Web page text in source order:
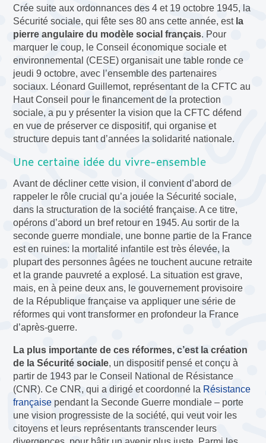
Crée suite aux ordonnances des 4 et 19 octobre 1945, la
Sécurité sociale, qui fête ses 80 ans cette année, est la
pierre angulaire du modèle social français. Pour
marquer le coup, le Conseil économique sociale et
environnemental (CESE) organisait une table ronde ce
jeudi 9 octobre, avec l’ensemble des partenaires
sociaux. Léonard Guillemot, représentant de la CFTC au
Haut Conseil pour le financement de la protection
sociale, a pu y présenter la vision que la CFTC défend
en vue de préserver ce dispositif, qui organise et
structure depuis tant d’années la solidarité nationale.
Une certaine idée du vivre-ensemble
Avant de décliner cette vision, il convient d’abord de
rappeler le rôle crucial qu’a jouée la Sécurité sociale,
dans la structuration de la société française. A ce titre,
opérons d’abord un bref retour en 1945. Au sortir de la
seconde guerre mondiale, une bonne partie de la France
est en ruines: la mortalité infantile est très élevée, la
plupart des personnes âgées ne touchent aucune retraite
et la grande pauvreté a explosé. La situation est grave,
mais, en à peine deux ans, le gouvernement provisoire
de la République française va appliquer une série de
réformes qui vont transformer en profondeur la France
d’après-guerre.
La plus importante de ces réformes, c’est la création
de la Sécurité sociale, un dispositif pensé et conçu à
partir de 1943 par le Conseil National de Résistance
(CNR). Ce CNR, qui a dirigé et coordonné la Résistance
française pendant la Seconde Guerre mondiale – porte
une vision progressiste de la société, qui veut voir les
citoyens et leurs représentants transcender leurs